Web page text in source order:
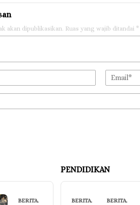
akan dipublikasikan. Ruas yang wajib ditandai *
BERITA,
PENDIDIKAN
BERITA,
BERITA,